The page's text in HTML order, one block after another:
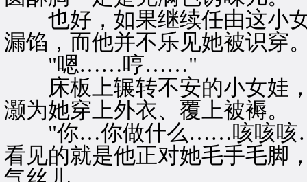
也好，如果继续任由这小女
漏馅，而他并不乐见她被识穿
"嗯……哼……"
床板上辗转不安的小女娃，
灏为她穿上外衣、覆上被褥。
"你…你做什么……咳咳咳
看见的就是他正对她毛手毛脚